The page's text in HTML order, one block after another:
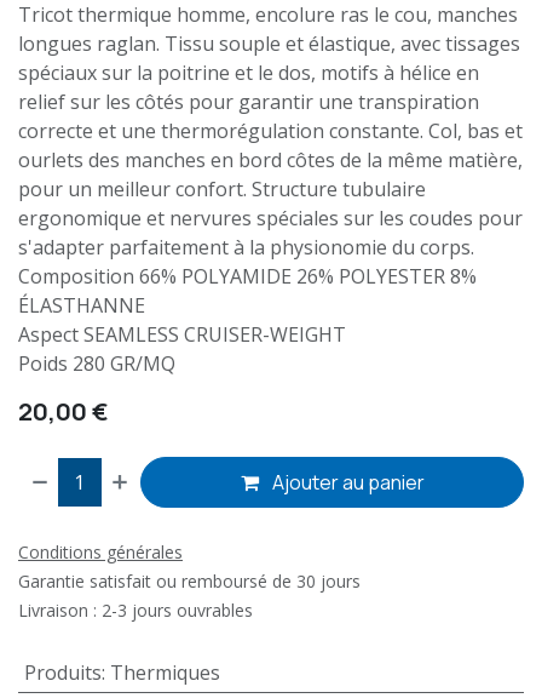
Tricot thermique homme, encolure ras le cou, manches
longues raglan. Tissu souple et élastique, avec tissages
spéciaux sur la poitrine et le dos, motifs à hélice en
relief sur les côtés pour garantir une transpiration
correcte et une thermorégulation constante. Col, bas et
ourlets des manches en bord côtes de la même matière,
pour un meilleur confort. Structure tubulaire
ergonomique et nervures spéciales sur les coudes pour
s'adapter parfaitement à la physionomie du corps.
Composition 66% POLYAMIDE 26% POLYESTER 8%
ÉLASTHANNE
Aspect SEAMLESS CRUISER-WEIGHT
Poids 280 GR/MQ
20,00€
Ajouter au panier
Conditions générales
Garantie satisfait ou remboursé de 30 jours
Livraison : 2-3 jours ouvrables
Produits: Thermiques